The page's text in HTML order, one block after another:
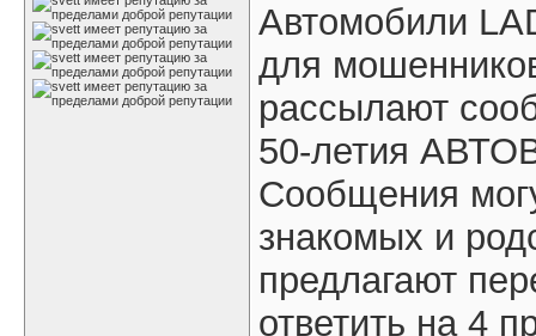
Автомобили
для
рассылают
50-летия
Сообщения
знакомых и
предлагают
ответить на 4